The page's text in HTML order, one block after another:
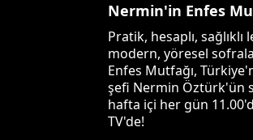
Nermin'in Enfes
Pratik, hesaplı, sağlıklı
modern, yöresel
Enfes Mutfağı,
şefi Nermin Öztürk'ün
hafta içi her gün
TV'de!